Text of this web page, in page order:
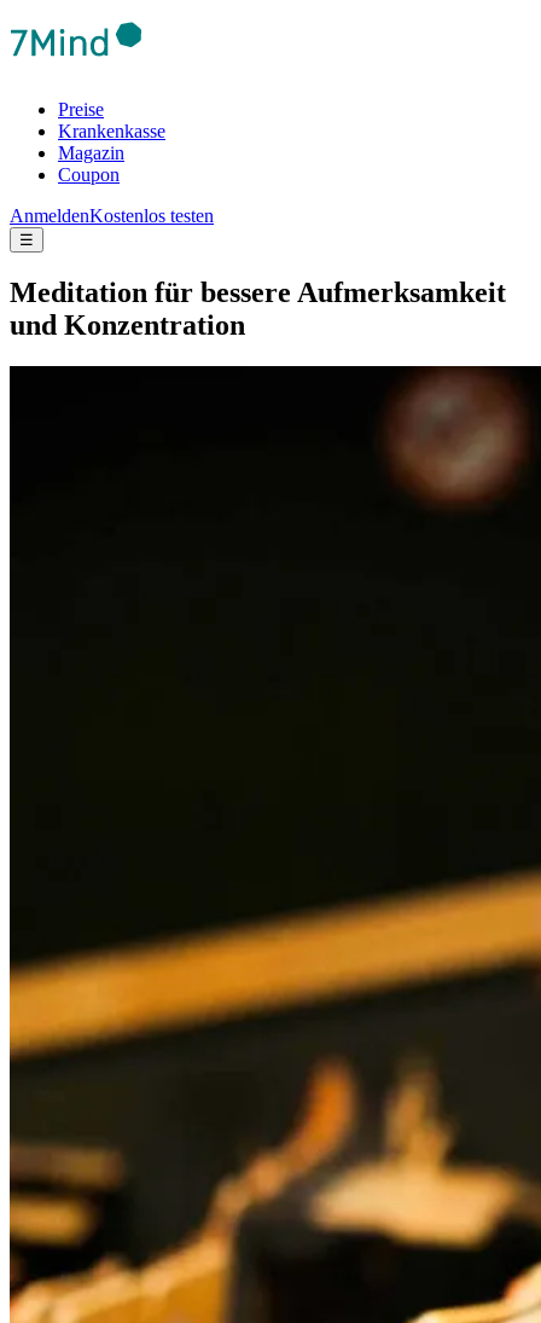
Preise
Krankenkasse
Magazin
Coupon
AnmeldenKostenlos testen
☰
Medi­ta­tion für bes­sere Auf­merk­sam­keit
und Kon­zen­tra­tion